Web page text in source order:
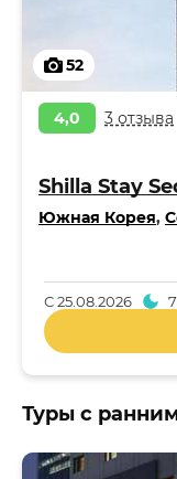
52
4,0 3 отзыва
Shilla Stay
Южная Корея,
С25.08.2026
Туры с